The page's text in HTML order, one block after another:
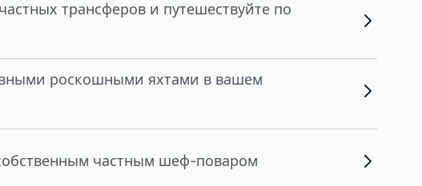
трансферов и путешествуйте по
роскошными яхтами в вашем
частным шеф-поваром